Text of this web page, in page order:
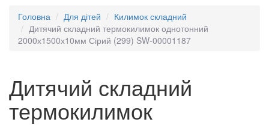
Головна Для дітей
Килимок складний
Дитячий складний термокилимок однотонний
2000х1500х10мм Сірий (299) SW-00001187
Дитячий складний
термокилимок